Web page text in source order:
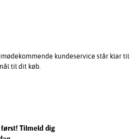
kundeservice står klar til
til dit køb.
Tilmeld dig